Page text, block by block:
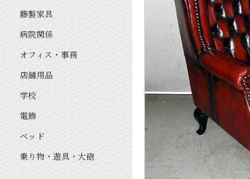
籐製家具
病院関係
オフィス・事務
店舗用品
学校
電飾
ベッド
乗り物・遊具・大砲